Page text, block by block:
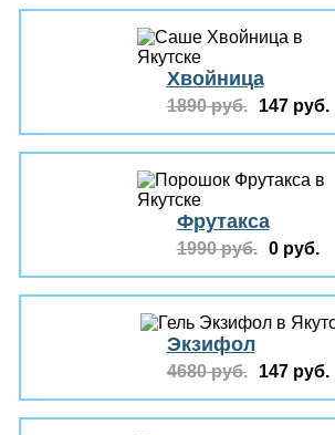
Хвойница
1890 руб. 147 руб.
Фрутакса
1990 руб. 0 руб.
Экзифол
4680 руб. 147 руб.